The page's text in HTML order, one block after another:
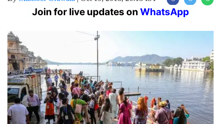
Join for live updates on WhatsApp